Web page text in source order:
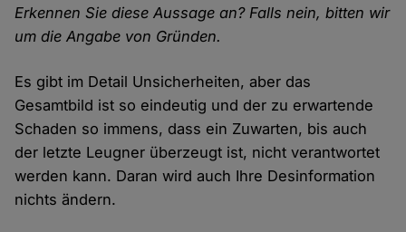
Erkennen Sie diese Aussage an? Falls nein, bitten wir
um die Angabe von Gründen.
Es gibt im Detail Unsicherheiten, aber das
Gesamtbild ist so eindeutig und der zu erwartende
Schaden so immens, dass ein Zuwarten, bis auch
der letzte Leugner überzeugt ist, nicht verantwortet
werden kann. Daran wird auch Ihre Desinformation
nichts ändern.